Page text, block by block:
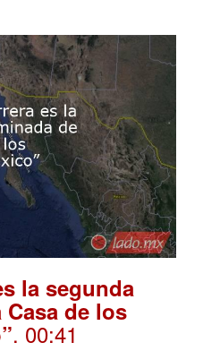
la segunda
de los
. 00:41